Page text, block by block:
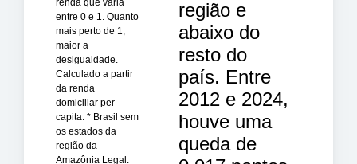
renda que varia
entre 0 e 1. Quanto
mais perto de 1,
maior a
desigualdade.
Calculado a partir
da renda
domiciliar per
capita. * Brasil sem
os estados da
região da
Amazônia Legal.
região e
abaixo do
resto do
país. Entre
2012 e 2024,
houve uma
queda de